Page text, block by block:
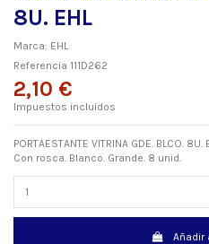
8U. EHL
Marca: EHL
Referencia 111D262
2,10 €
Impuestos incluidos
PORTAESTANTE VITRINA GDE. BLCO.
Con rosca. Blanco. Grande. 8 unid.
Añadir